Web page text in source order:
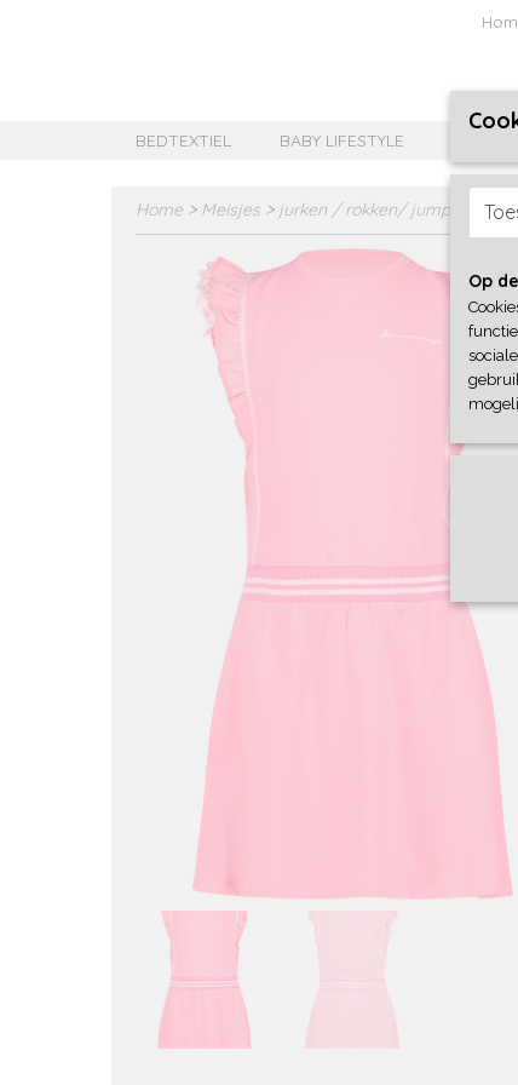
BEDTEXTIEL BABY LIFESTYLE
Home > Meisjes > jurken / rokken/ jumpsuit >
Op